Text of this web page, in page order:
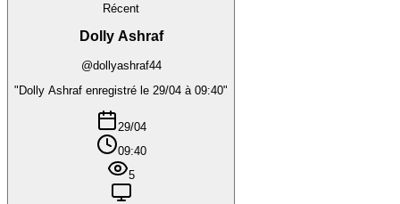
Récent
Dolly Ashraf
@dollyashraf44
"Dolly Ashraf enregistré le 29/04 à 09:40"
29/04
09:40
5